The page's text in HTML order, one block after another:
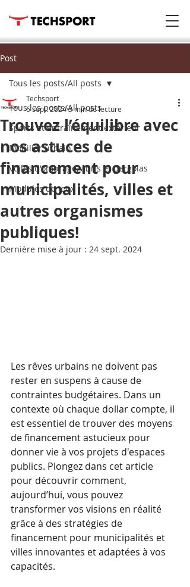
Post
Tous les posts/All posts
Sports et entraînement extérieur
Mobilier urbain
Voiles d'ombrage, abris et pergolas
Modules de jeux
Tous les posts/All posts
Trouvez l’équilibre avec
nos astuces de
financement pour
municipalités, villes et
autres organismes
publiques!
Techsport
6 sept. 20243 min de lecture
Dernière mise à jour : 24 sept. 2024
Les rêves urbains ne doivent pas
rester en suspens à cause de
contraintes budgétaires. Dans un
contexte où chaque dollar compte, il
est essentiel de trouver des moyens
de financement astucieux pour
donner vie à vos projets d'espaces
publics. Plongez dans cet article
pour découvrir comment,
aujourd’hui, vous pouvez
transformer vos visions en réalité
grâce à des stratégies de
financement pour municipalités et
villes innovantes et adaptées à vos
capacités.